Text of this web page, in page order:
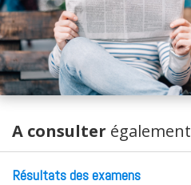
A consulter également
Résultats des examens